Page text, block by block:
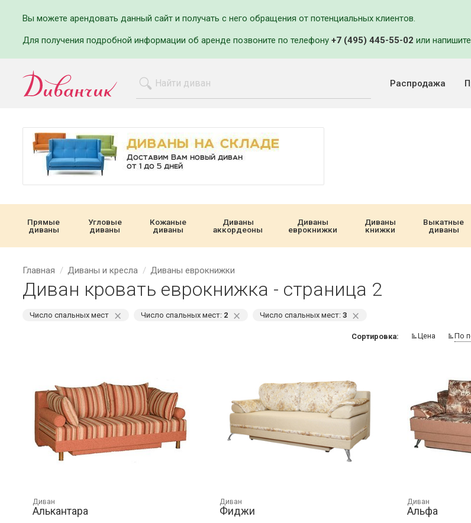
Вы можете арендовать данный сайт и получать с него обращения от потенциальных клиентов.
Для получения подробной информации об аренде позвоните по телефону +7 (495) 445-55-02 или
Распродажа
Прямые
диваны
Угловые
диваны
Кожаные
диваны
Диваны
аккордеоны
Диваны
еврокнижки
Диваны
книжки
Выкатные
диваны
Главная Диваны и кресла Диваны еврокнижки
Диван кровать еврокнижка - страница 2
Число спальных мест ⨯ Число спальных мест: 2 ⨯ Число спальных мест: 3 ⨯
Сортировка: Цена По
Диван
Алькантара
Диван
Фиджи
Диван
Альфа